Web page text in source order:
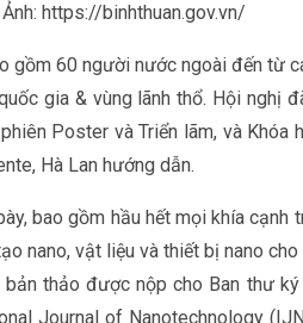
Ảnh: https://binhthuan.gov.vn/
gồm 60 người nước ngoài đến từ
gia & vùng lãnh thổ. Hội nghị
Poster và Triển lãm, và Khóa
Hà Lan hướng dẫn.
bao gồm hầu hết mọi khía cạnh
nano, vật liệu và thiết bị nano
thảo được nộp cho Ban thư
Journal of Nanotechnology